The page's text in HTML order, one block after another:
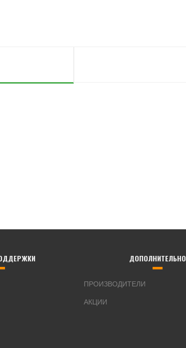
ДОПОЛНИТЕЛЬНО
ПРОИЗВОДИТЕЛИ
АКЦИИ